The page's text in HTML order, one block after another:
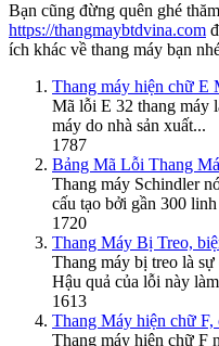
Bạn cũng đừng quên ghé
https://thangmaybtdvina.com
ích khác về thang máy bạn
Thang máy hiện chữ E
Mã lỗi E 32 thang máy
máy do nhà sản xuất...
1787
Bảng Mã Lỗi Thang
Thang máy Schindler
cấu tạo bởi gần 300
1720
Thang Máy Bị Treo,
Thang máy bị treo là
Hậu quả của lỗi này
1613
Thang Máy hiện chữ F,
Thang máy hiện chữ F